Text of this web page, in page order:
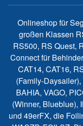
Onlineshop für
großen Klassen
RS500, RS Quest,
Connect für
CAT14, CAT16,
(Family-
BAHIA, VAGO,
(Winner, Blueblue),
und 49erFX, die